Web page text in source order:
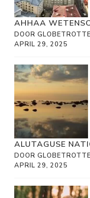
AHHAA
DOOR
APRIL 29, 2025
ALUTAGUSE
DOOR
APRIL 29, 2025